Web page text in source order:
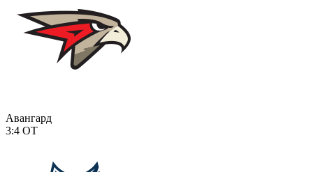
Авангард
3:4 ОТ